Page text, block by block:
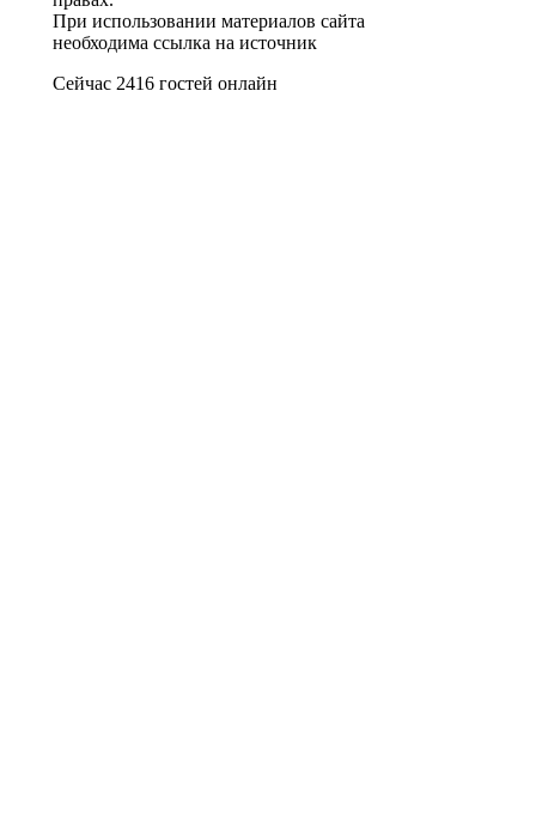
При использовании материалов сайта
необходима ссылка на источник
Сейчас 2416 гостей онлайн